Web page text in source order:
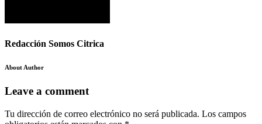
Redacción Somos Citrica
About Author
Leave a comment
Tu dirección de correo electrónico no será publicada. Los campos